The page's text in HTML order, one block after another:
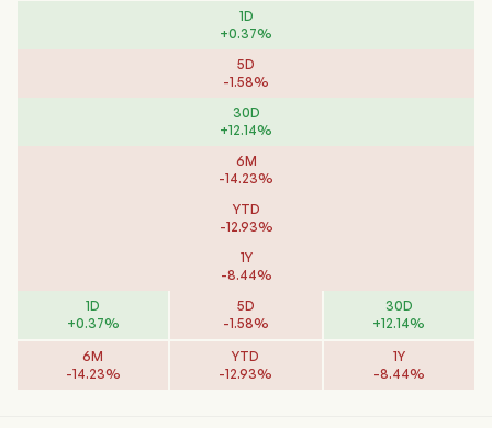
1D
+0.37%
5D
-1.58%
30D
+12.14%
6M
-14.23%
YTD
-12.93%
1Y
-8.44%
1D
+0.37%
5D
-1.58%
30D
+12.14%
6M
-14.23%
YTD
-12.93%
1Y
-8.44%